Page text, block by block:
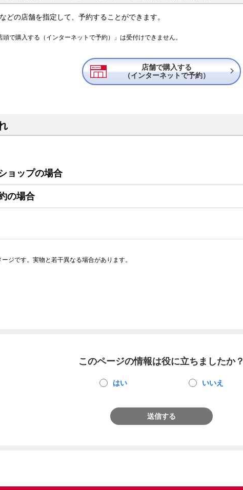
どの店舗を指定して、予約することができます。
で購入する（インターネットで予約）」は受付けできません。
店舗で購入する
（インターネットで予約）

ョップの場合
の場合
ジです。実物と若干異なる場合があります。
このページの情報は役に立ちましたか？
はい いいえ
送信する